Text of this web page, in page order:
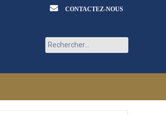
CONTACTEZ-NOUS
Rechercher :